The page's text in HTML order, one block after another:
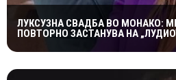
ЛУКСУЗНА СВАДБА ВО МОНАКО:
ПОВТОРНО ЗАСТАНУВА НА